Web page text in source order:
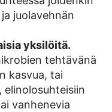
juolavehnän
yksilöitä.
tehtävänä
kasvua, tai
vanhenevia